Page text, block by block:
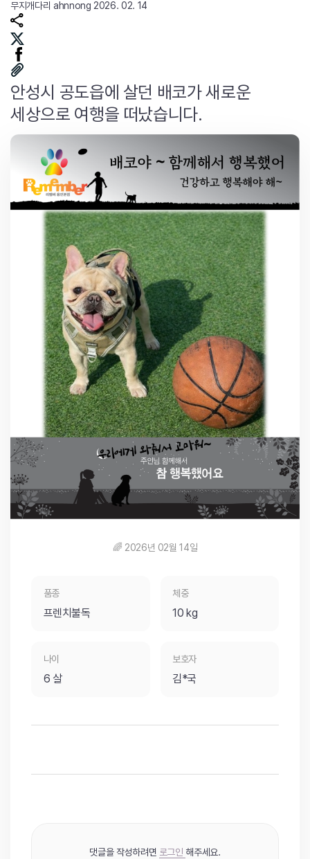
무지개다리 ahnnong 2026. 02. 14
안성시 공도읍에 살던 배코가 새로운
세상으로 여행을 떠났습니다.
🌈 2026년 02월 14일
품종
프렌치불독
체중
10 kg
나이
6 살
보호자
김*국
댓글을 작성하려면 로그인 해주세요.